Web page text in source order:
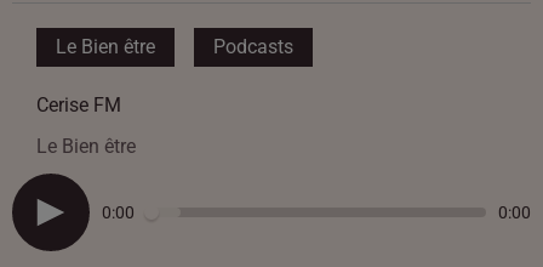
Le Bien être Podcasts
Cerise FM
Le Bien être
0:00 0:00